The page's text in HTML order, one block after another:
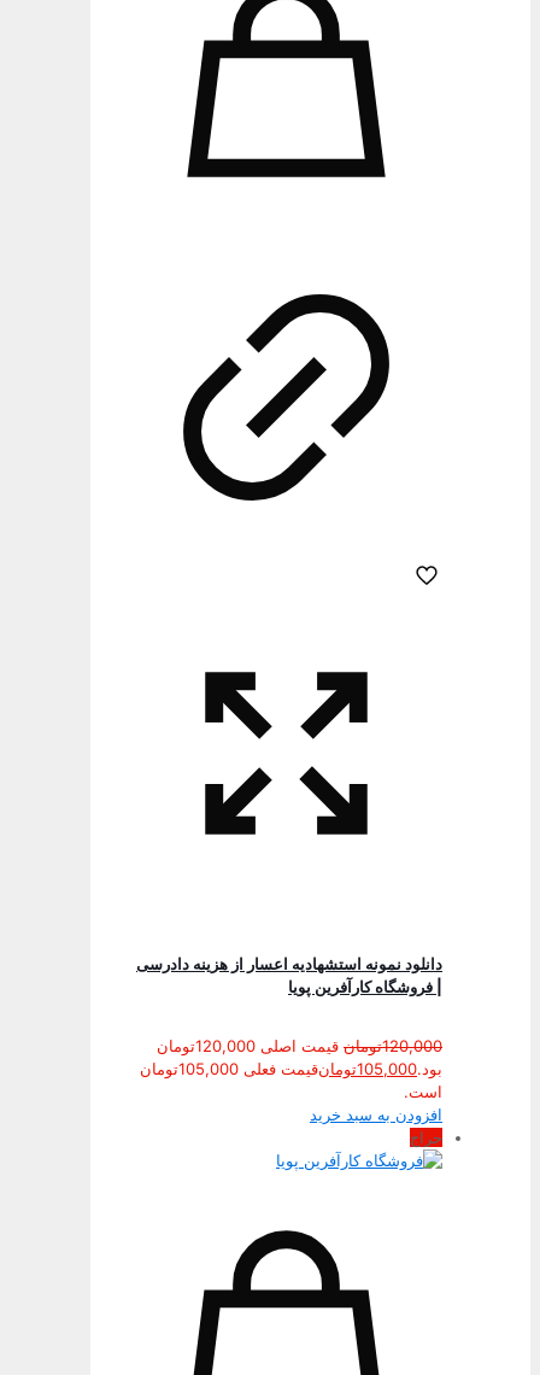
دانلود نمونه استشهادیه اعسار از هزینه دادرسی
| فروشگاه کارآفرین پویا
120,000تومان
قیمت اصلی 120,000تومان
بود.105,000تومان
قیمت فعلی 105,000تومان
است.
افزودن به سبد خرید
حراج